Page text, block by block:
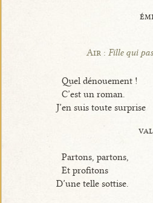
Air : Fille qui
Quel dénouement !
C’est un roman.
J’en suis toute surprise
Partons, partons,
Et profitons
D’une telle sottise.